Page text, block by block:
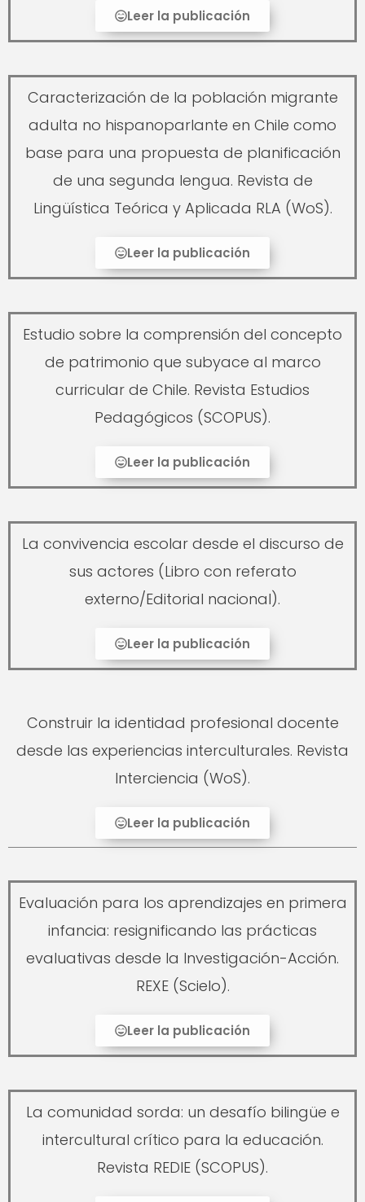
Leer la publicación
Caracterización de la población migrante
adulta no hispanoparlante en Chile como
base para una propuesta de planificación
de una segunda lengua. Revista de
Lingüística Teórica y Aplicada RLA (WoS).
Leer la publicación
Estudio sobre la comprensión del concepto
de patrimonio que subyace al marco
curricular de Chile. Revista Estudios
Pedagógicos (SCOPUS).
Leer la publicación
La convivencia escolar desde el discurso de
sus actores (Libro con referato
externo/Editorial nacional).
Leer la publicación
Construir la identidad profesional docente
desde las experiencias interculturales. Revista
Interciencia (WoS).
Leer la publicación
Evaluación para los aprendizajes en primera
infancia: resignificando las prácticas
evaluativas desde la Investigación-Acción.
REXE (Scielo).
Leer la publicación
La comunidad sorda: un desafío bilingüe e
intercultural crítico para la educación.
Revista REDIE (SCOPUS).